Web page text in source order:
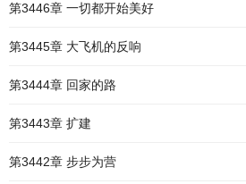
第3446章 一切都开始美好
第3445章 大飞机的反响
第3444章 回家的路
第3443章 扩建
第3442章 步步为营